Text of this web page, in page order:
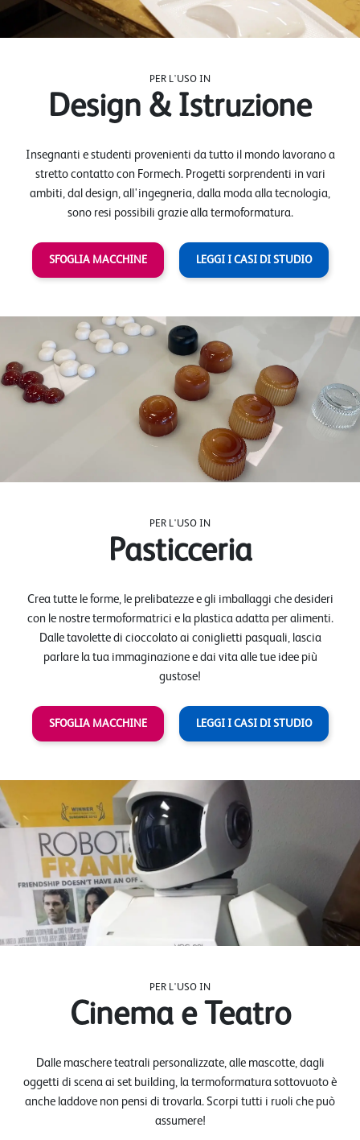
PER L'USO IN
Design & Istruzione
Insegnanti e studenti provenienti da tutto il mondo lavorano a
stretto contatto con Formech. Progetti sorprendenti in vari
ambiti, dal design, all'ingegneria, dalla moda alla tecnologia,
sono resi possibili grazie alla termoformatura.
SFOGLIA MACCHINE LEGGI I CASI DI STUDIO
PER L'USO IN
Pasticceria
Crea tutte le forme, le prelibatezze e gli imballaggi che desideri
con le nostre termoformatrici e la plastica adatta per alimenti.
Dalle tavolette di cioccolato ai coniglietti pasquali, lascia
parlare la tua immaginazione e dai vita alle tue idee più
gustose!
SFOGLIA MACCHINE LEGGI I CASI DI STUDIO
PER L'USO IN
Cinema e Teatro
Dalle maschere teatrali personalizzate, alle mascotte, dagli
oggetti di scena ai set building, la termoformatura sottovuoto è
anche laddove non pensi di trovarla. Scorpi tutti i ruoli che può
assumere!